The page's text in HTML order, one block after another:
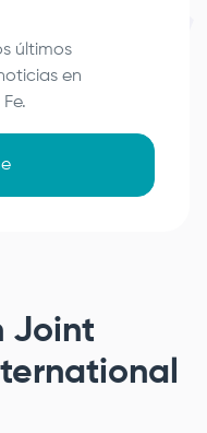
últimos
en
.
Joint